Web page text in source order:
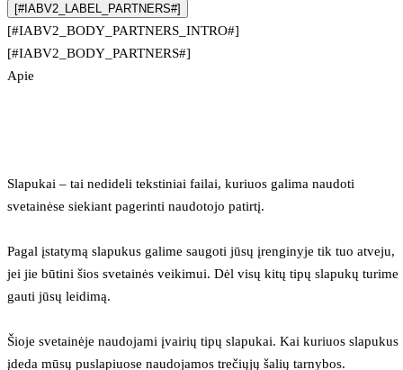
[#IABV2_LABEL_PARTNERS#]
[#IABV2_BODY_PARTNERS_INTRO#]
[#IABV2_BODY_PARTNERS#]
Apie
Slapukai – tai nedideli tekstiniai failai, kuriuos galima naudoti
svetainėse siekiant pagerinti naudotojo patirtį.
Pagal įstatymą slapukus galime saugoti jūsų įrenginyje tik tuo atveju,
jei jie būtini šios svetainės veikimui. Dėl visų kitų tipų slapukų turime
gauti jūsų leidimą.
Šioje svetainėje naudojami įvairių tipų slapukai. Kai kuriuos slapukus
įdeda mūsų puslapiuose naudojamos trečiųjų šalių tarnybos.